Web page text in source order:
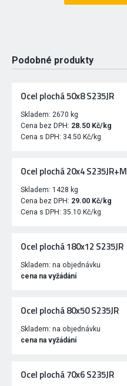
Podobné produkty
Ocel plochá 50x8 S235JR
Skladem: 2670 kg
Cena bez DPH: 28.50 Kč/kg
Cena s DPH: 34.50 Kč/kg
Ocel plochá 20x4 S235JR+M
Skladem: 1428 kg
Cena bez DPH: 29.00 Kč/kg
Cena s DPH: 35.10 Kč/kg
Ocel plochá 180x12 S235JR
Skladem: na objednávku
cena na vyžádání
Ocel plochá 80x50 S235JR
Skladem: na objednávku
cena na vyžádání
Ocel plochá 70x6 S235JR